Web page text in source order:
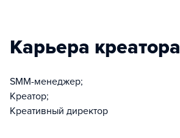
Карьера креатора
SMM-менеджер;
Креатор;
Креативный директор